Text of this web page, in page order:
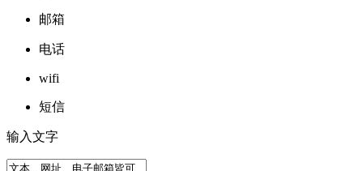
邮箱
电话
wifi
短信
输入文字